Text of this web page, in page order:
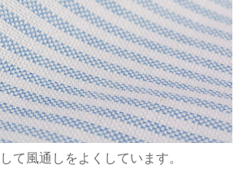
て風通しをよくしています。